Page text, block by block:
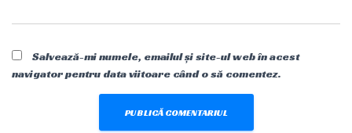
Salvează-mi numele, emailul și site-ul web în acest
navigator pentru data viitoare când o să comentez.